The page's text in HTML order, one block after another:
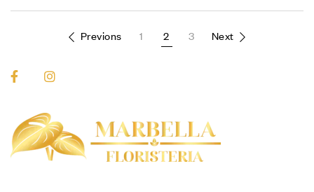
Previons 1 2 3 Next